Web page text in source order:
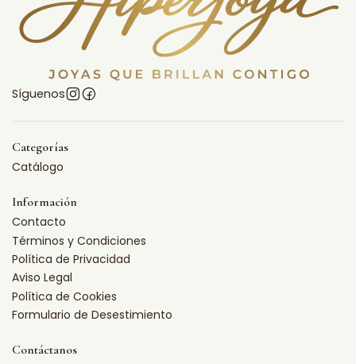
Síguenos
Categorías
Catálogo
Información
Contacto
Términos y Condiciones
Política de Privacidad
Aviso Legal
Política de Cookies
Formulario de Desestimiento
Contáctanos